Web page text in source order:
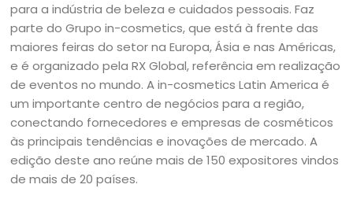
para a indústria de beleza e cuidados pessoais. Faz
parte do Grupo in-cosmetics, que está à frente das
maiores feiras do setor na Europa, Ásia e nas Américas,
e é organizado pela RX Global, referência em realização
de eventos no mundo. A in-cosmetics Latin America é
um importante centro de negócios para a região,
conectando fornecedores e empresas de cosméticos
às principais tendências e inovações de mercado. A
edição deste ano reúne mais de 150 expositores vindos
de mais de 20 países.